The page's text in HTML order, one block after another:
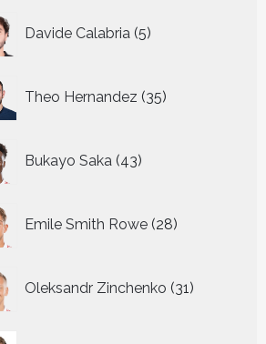
Davide Calabria 5
producten
Theo Hernandez 35
producten
Bukayo Saka 43
producten
Emile Smith Rowe 28
producten
Oleksandr Zinchenko 31
producten